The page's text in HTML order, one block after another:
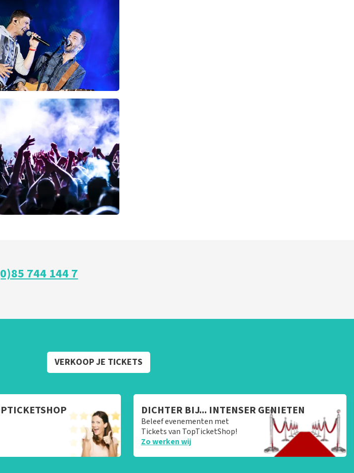
Clouseau
laatste 30 minuten
BESTEL NU
744 144 7
VERKOOP JE TICKETS
DICHTER BIJ... INTENSER GENIETEN
Beleef evenementen met
Tickets van TopTicketShop!
Zo werken wij